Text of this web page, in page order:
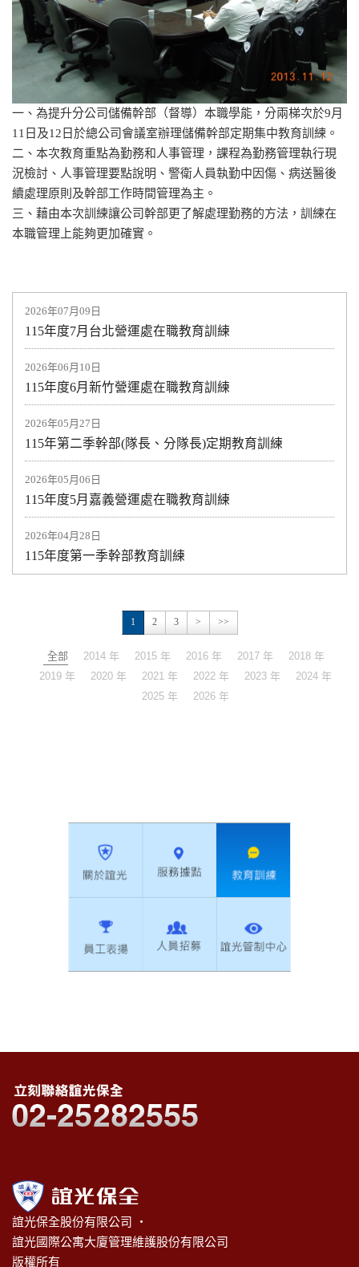
2026年07月09日
115年度7月台北營運處在職教育訓練
2026年06月10日
115年度6月新竹營運處在職教育訓練
2026年05月27日
115年第二季幹部(隊長、分隊長)定期教育訓練
2026年05月06日
115年度5月嘉義營運處在職教育訓練
2026年04月28日
115年度第一季幹部教育訓練
1 2 3 > >>
全部 2014 年 2015 年 2016 年 2017 年
2018 年
2019 年
2020 年 2021 年 2022 年 2023 年
2024 年
2025 年
2026 年
一、為提升分公司儲備幹部（督導）本職學能，分兩梯次於9月
11日及12日於總公司會議室辦理儲備幹部定期集中教育訓練。
二、本次教育重點為勤務和人事管理，課程為勤務管理執行現
況檢討、人事管理要點說明、警衛人員執勤中因傷、病送醫後
續處理原則及幹部工作時間管理為主。
三、藉由本次訓練讓公司幹部更了解處理勤務的方法，訓練在
本職管理上能夠更加確實。
誼光保全股份有限公司 ‧
誼光國際公寓大廈管理維護股份有限公司
版權所有